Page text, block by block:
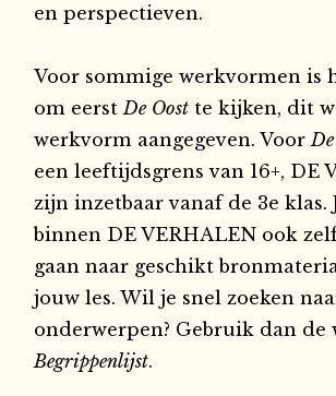
en perspectieven.
Voor sommige werkvormen is
om eerst De Oost te kijken, dit
werkvorm aangegeven. Voor
een leeftijdsgrens van 16+, DE
zijn inzetbaar vanaf de 3e klas.
binnen DE VERHALEN ook
gaan naar geschikt
jouw les. Wil je snel zoeken
onderwerpen? Gebruik dan de
Begrippenlijst.